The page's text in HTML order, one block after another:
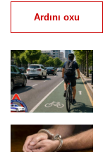
Ardını oxu